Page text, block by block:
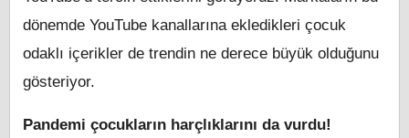
dönemde YouTube kanallarına ekledikleri çocuk
odaklı içerikler de trendin ne derece büyük olduğunu
gösteriyor.
Pandemi çocukların harçlıklarını da vurdu!